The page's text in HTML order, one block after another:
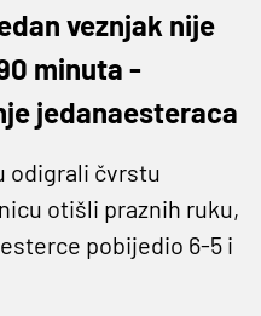
veznjak nije
minuta -
jedanaesteraca
odigrali čvrstu
otišli praznih ruku,
pobijedio 6-5 i